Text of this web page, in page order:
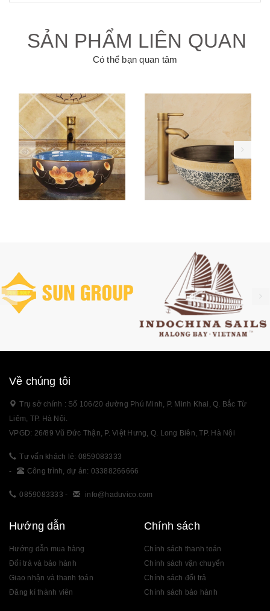
SẢN PHẨM LIÊN QUAN
Có thể bạn quan tâm
Về chúng tôi
Trụ sở chính : Số 106/20 đường Phú Minh, P. Minh Khai, Q. Bắc Từ
Liêm, TP. Hà Nội.
VPGD: 26/89 Vũ Đức Thận, P. Việt Hưng, Q. Long Biên, TP. Hà Nội
Tư vấn khách lẻ: 0859083333
-
Công trình, dự án: 03388266666
0859083333 - info@haduvico.com
Hướng dẫn
Hướng dẫn mua hàng
Đổi trả và bảo hành
Giao nhận và thanh toán
Đăng kí thành viên
Chính sách
Chính sách thanh toán
Chính sách vận chuyển
Chính sách đổi trả
Chính sách bảo hành